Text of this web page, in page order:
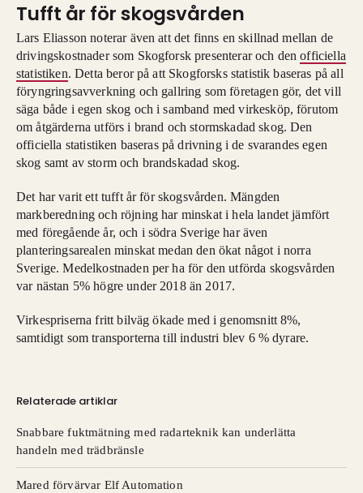
Tufft år för skogsvården
Lars Eliasson noterar även att det finns en skillnad mellan de
drivingskostnader som Skogforsk presenterar och denofficiella
statistiken. Detta beror på att Skogforsks statistik baseras på all
föryngringsavverkning och gallring som företagen gör, det vill
säga både i egen skog och i samband med virkesköp, förutom
om åtgärderna utförs i brand och stormskadad skog. Den
officiella statistiken baseras på drivning i de svarandes egen
skog samt av storm och brandskadad skog.
Det har varit ett tufft år för skogsvården. Mängden
markberedning och röjning har minskat i hela landet jämfört
med föregående år, och i södra Sverige har även
planteringsarealen minskat medan den ökat något i norra
Sverige. Medelkostnaden per ha för den utförda skogsvården
var nästan 5% högre under 2018 än 2017.
Virkespriserna fritt bilväg ökade med i genomsnitt 8%,
samtidigt som transporterna till industri blev 6 % dyrare.
Relaterade artiklar
Snabbare fuktmätning med radarteknik kan underlätta
handeln med trädbränsle
Mared förvärvar Elf Automation